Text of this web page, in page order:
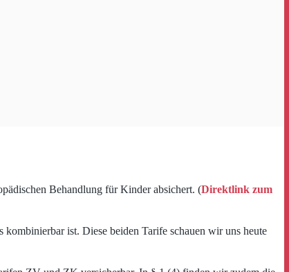
Behandlung für Kinder absichert. (Direktlink zum
ist. Diese beiden Tarife schauen wir uns heute